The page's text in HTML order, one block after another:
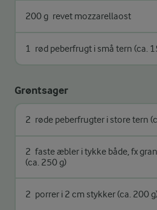
200 g revet mozzarellaost
1 rød peberfrugt i små tern (ca.
Grøntsager
2 røde peberfrugter i store tern
2 faste æbler i tykke både, fx
(ca. 250 g)
2 porrer i 2 cm stykker (ca. 200